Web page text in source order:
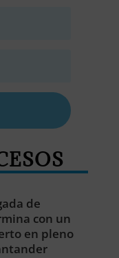
de
con un
en pleno